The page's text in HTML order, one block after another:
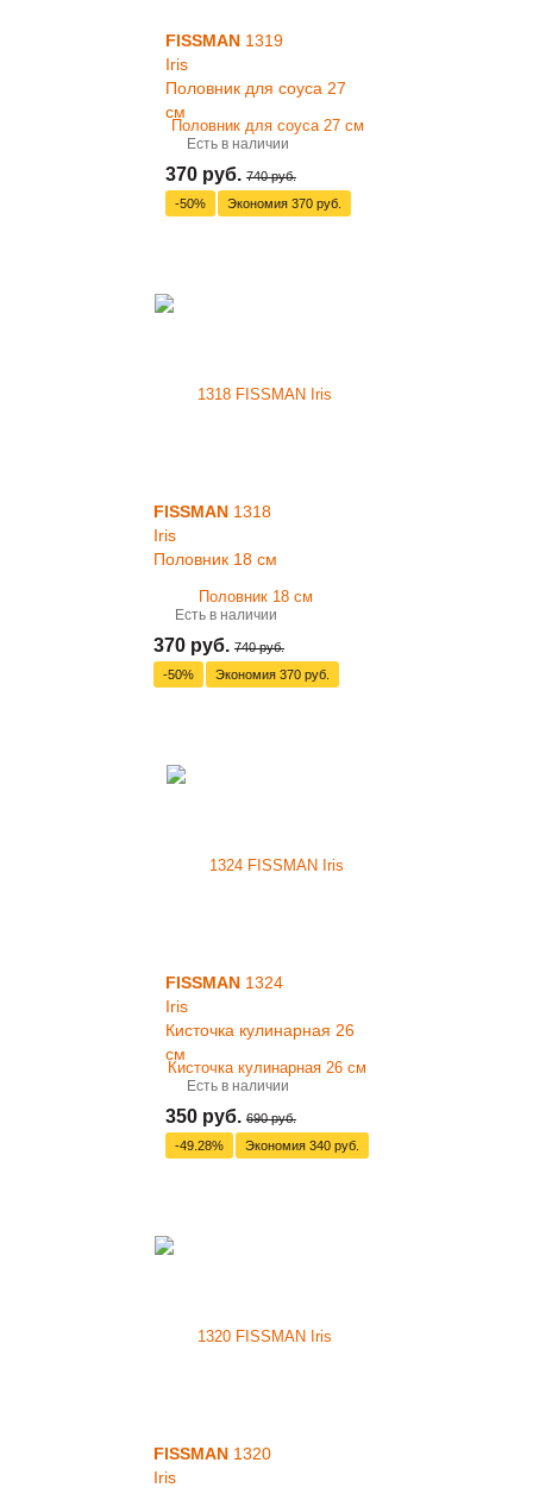
FISSMAN 1319
Iris
Половник для соуса 27
см
Есть в наличии
370 руб. 740 руб.
-50%
Экономия 370 руб.
FISSMAN 1318
Iris
Половник 18 см
Есть в наличии
370 руб. 740 руб.
-50%
Экономия 370 руб.
FISSMAN 1324
Iris
Кисточка кулинарная 26
см
Есть в наличии
350 руб. 690 руб.
-49.28%
Экономия 340 руб.
FISSMAN 1320
Iris